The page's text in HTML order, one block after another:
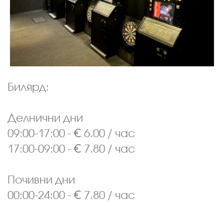
Билярд:
Делнични дни
09:00-17:00 - € 6.00 / час
17:00-09:00 - € 7.80 / час
Почивни дни
00:00-24:00 - € 7.80 / час